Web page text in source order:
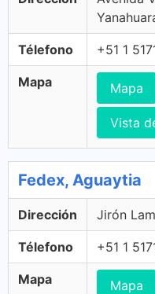
Télefono +51 1
Mapa Mapa
Vista
Fedex, Aguaytia
Dirección Jirón
Télefono +51 1
Mapa Mapa